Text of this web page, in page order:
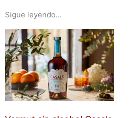
Sigue leyendo...